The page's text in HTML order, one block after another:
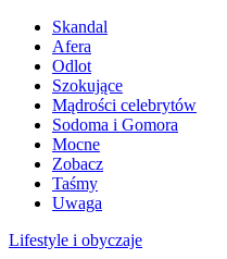
Skandal
Afera
Odlot
Szokujące
Mądrości celebrytów
Sodoma i Gomora
Mocne
Zobacz
Taśmy
Uwaga
Lifestyle i obyczaje